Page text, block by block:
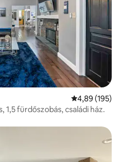
Átlagos
4,89 (195)
1,5 fürdőszobás, családi ház.